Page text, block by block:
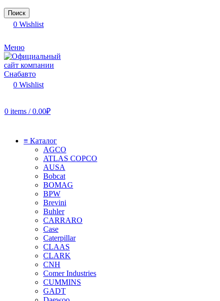
Поиск
0 Wishlist
Меню
0 Wishlist
0 items / 0.00₽
≡ Каталог
AGCO
ATLAS COPCO
AUSA
Bobcat
BOMAG
BPW
Brevini
Buhler
CARRARO
Case
Caterpillar
CLAAS
CLARK
CNH
Comer Industries
CUMMINS
GADT